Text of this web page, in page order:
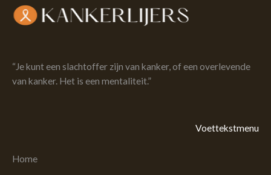
“Je kunt een slachtoffer zijn van kanker, of een overlevende
van kanker. Het is een mentaliteit.”
Voettekstmenu
Home